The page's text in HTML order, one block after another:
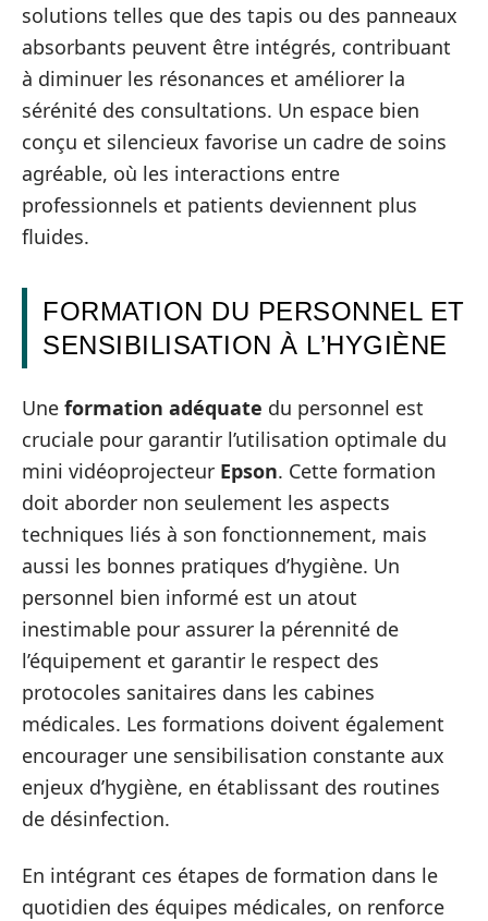
solutions telles que des tapis ou des panneaux
absorbants peuvent être intégrés, contribuant
à diminuer les résonances et améliorer la
sérénité des consultations. Un espace bien
conçu et silencieux favorise un cadre de soins
agréable, où les interactions entre
professionnels et patients deviennent plus
fluides.
FORMATION DU PERSONNEL ET
SENSIBILISATION À L’HYGIÈNE
Une formation adéquate du personnel est
cruciale pour garantir l’utilisation optimale du
mini vidéoprojecteur Epson. Cette formation
doit aborder non seulement les aspects
techniques liés à son fonctionnement, mais
aussi les bonnes pratiques d’hygiène. Un
personnel bien informé est un atout
inestimable pour assurer la pérennité de
l’équipement et garantir le respect des
protocoles sanitaires dans les cabines
médicales. Les formations doivent également
encourager une sensibilisation constante aux
enjeux d’hygiène, en établissant des routines
de désinfection.
En intégrant ces étapes de formation dans le
quotidien des équipes médicales, on renforce